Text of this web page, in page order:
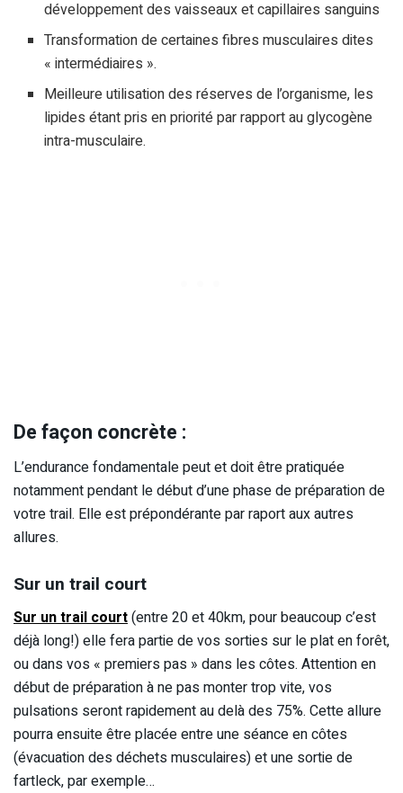
développement des vaisseaux et capillaires sanguins
Transformation de certaines fibres musculaires dites
« intermédiaires ».
Meilleure utilisation des réserves de l’organisme, les
lipides étant pris en priorité par rapport au glycogène
intra-musculaire.
De façon concrète :
L’endurance fondamentale peut et doit être pratiquée
notamment pendant le début d’une phase de préparation de
votre trail. Elle est prépondérante par raport aux autres
allures.
Sur un trail court
Sur un trail court(entre 20 et 40km, pour beaucoup c’est
déjà long!) elle fera partie de vos sorties sur le plat en forêt,
ou dans vos « premiers pas » dans les côtes. Attention en
début de préparation à ne pas monter trop vite, vos
pulsations seront rapidement au delà des 75%. Cette allure
pourra ensuite être placée entre une séance en côtes
(évacuation des déchets musculaires) et une sortie de
fartleck, par exemple…